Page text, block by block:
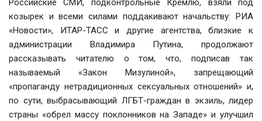
Российские СМИ, подконтрольные Кремлю, взяли под
козырек и всеми силами поддакивают начальству: РИА
«Новости», ИТАР-ТАСС и другие агентства, близкие к
администрации Владимира Путина, продолжают
рассказывать читателю о том, что, подписав так
называемый «Закон Мизулиной», запрещающий
«пропаганду нетрадиционных сексуальных отношений» и,
по сути, выбрасывающий ЛГБТ-граждан в экзиль, лидер
страны «обрел массу поклонников на Западе» и улучшил